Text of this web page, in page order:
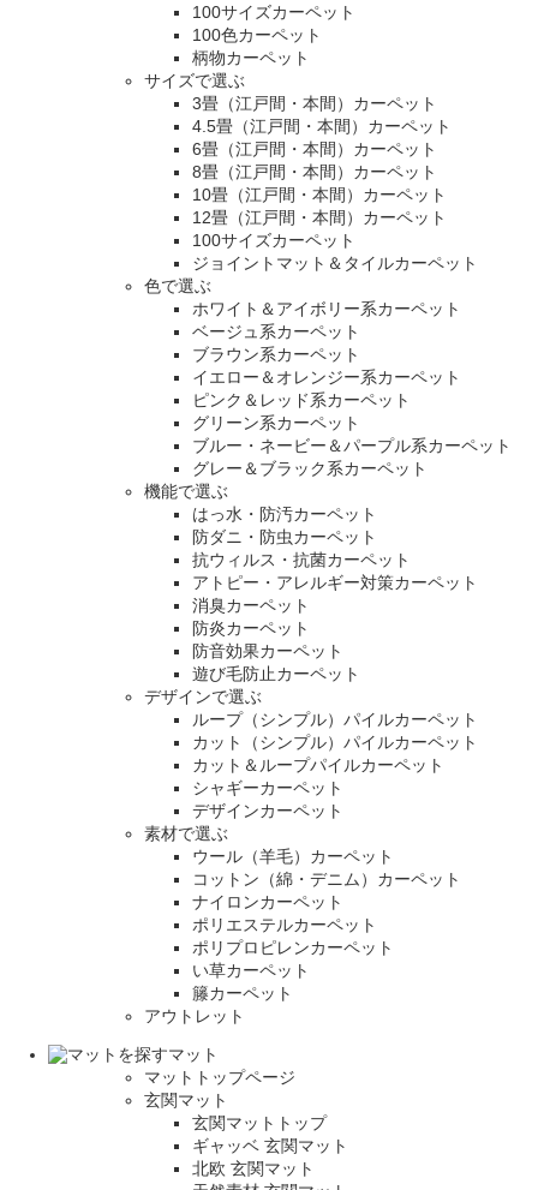
100サイズカーペット
100色カーペット
柄物カーペット
サイズで選ぶ
3畳（江戸間・本間）カーペット
4.5畳（江戸間・本間）カーペット
6畳（江戸間・本間）カーペット
8畳（江戸間・本間）カーペット
10畳（江戸間・本間）カーペット
12畳（江戸間・本間）カーペット
100サイズカーペット
ジョイントマット＆タイルカーペット
色で選ぶ
ホワイト＆アイボリー系カーペット
ベージュ系カーペット
ブラウン系カーペット
イエロー＆オレンジー系カーペット
ピンク＆レッド系カーペット
グリーン系カーペット
ブルー・ネービー＆パープル系カーペット
グレー＆ブラック系カーペット
機能で選ぶ
はっ水・防汚カーペット
防ダニ・防虫カーペット
抗ウィルス・抗菌カーペット
アトピー・アレルギー対策カーペット
消臭カーペット
防炎カーペット
防音効果カーペット
遊び毛防止カーペット
デザインで選ぶ
ループ（シンプル）パイルカーペット
カット（シンプル）パイルカーペット
カット＆ループパイルカーペット
シャギーカーペット
デザインカーペット
素材で選ぶ
ウール（羊毛）カーペット
コットン（綿・デニム）カーペット
ナイロンカーペット
ポリエステルカーペット
ポリプロピレンカーペット
い草カーペット
籐カーペット
アウトレット
マット
マットトップページ
玄関マット
玄関マットトップ
ギャッベ 玄関マット
北欧 玄関マット